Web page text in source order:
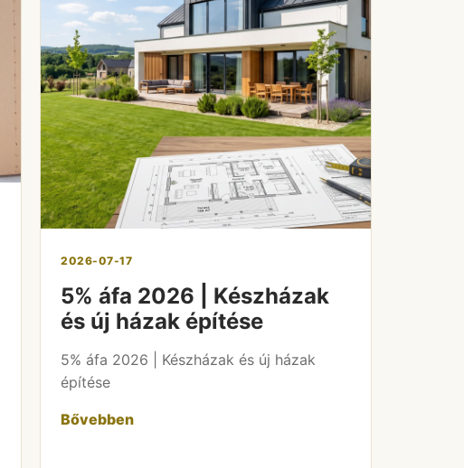
2026-07-17
5% áfa 2026 | Készházak
és új házak építése
5% áfa 2026 | Készházak és új házak
építése
Bővebben